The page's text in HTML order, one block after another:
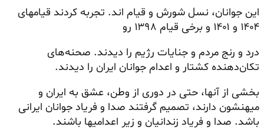
این جوانان، نسل شورش و قیام اند. تجربه کردند قیامهای
۱۴۰۴ و ۱۴۰۱ و برخی قیام ۱۳۹۸ رو
درد و رنج مردم و جنایات رژیم را دیدند. صحنه‌های
تکان‌دهنده کشتار و اعدام جوانان ایران را دیدند.
بخشی از آنها، حتی در دوری از وطن، عشق به ایران و
میهنشون دارند، تصمیم گرفتند صدا و فریاد جوانان ایرانی
باشد. صدا و فریاد زندانیان و زیر اعدامیها باشند.